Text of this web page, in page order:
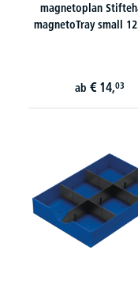
magnetoplan
magnetoTray small
ab € 14,03